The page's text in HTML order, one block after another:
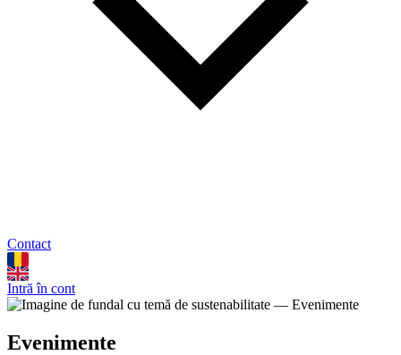
Contact
Intră în cont
Evenimente